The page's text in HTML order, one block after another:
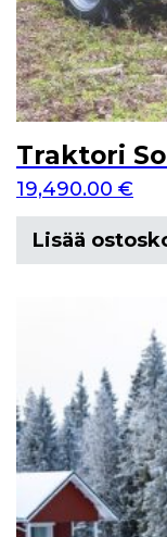
Traktori
19,490.00 €
Lisää